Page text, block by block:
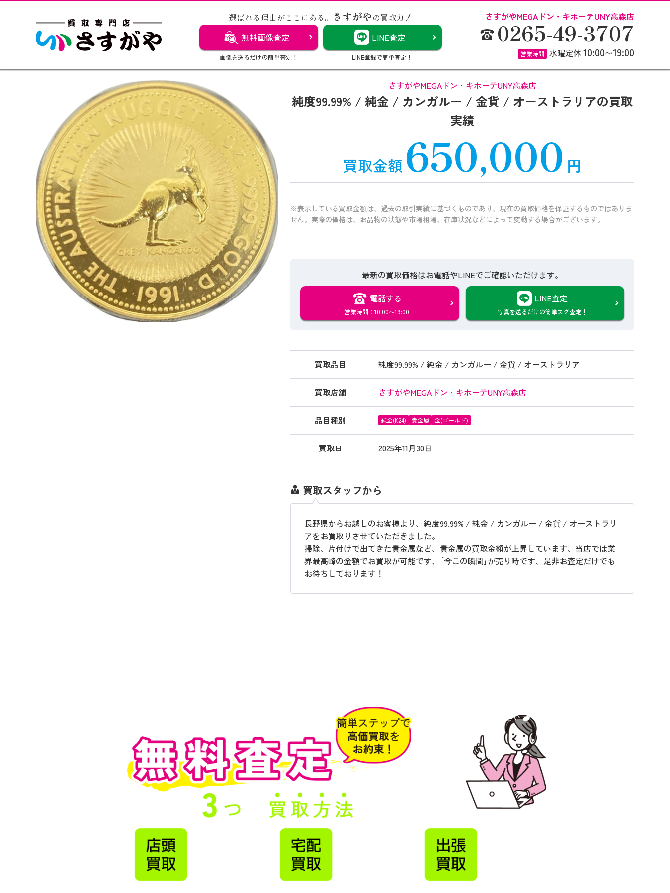
選ばれる理由がここにある。 さすがやの買取力！
無料画像査定
画像を送るだけの簡単査定！
LINE査定
LINE登録で簡単査定！
さすがやMEGAドン・キホーテUNY高森店
0265-49-3707
営業時間 水曜定休10:00〜19:00
さすがやMEGAドン・キホーテUNY高森店
純度99.99% / 純金 / カンガルー / 金貨 / オーストラリアの買取
実績
買取金額 650,000 円
※表示している買取金額は、過去の取引実績に基づくものであり、現在の買取価格を保証するものではありま
せん。実際の価格は、お品物の状態や市場相場、在庫状況などによって変動する場合がございます。
最新の買取価格はお電話やLINEでご確認いただけます。
電話する
営業時間：10:00〜19:00
LINE査定
写真を送るだけの簡単スグ査定！
買取品目 純度99.99% / 純金 / カンガルー / 金貨 / オーストラリア
買取店舗 さすがやMEGAドン・キホーテUNY高森店
品目種別 純金(K24) 貴金属 金(ゴールド)
買取日 2025年11月30日
買取スタッフから
長野県からお越しのお客様より、純度99.99% / 純金 / カンガルー / 金貨 / オーストラリ
アをお買取りさせていただきました。
掃除、片付けで出てきた貴金属など、貴金属の買取金額が上昇しています、当店では業
界最高峰の金額でお買取が可能です、｢今この瞬間｣が売り時です、是非お査定だけでも
お待ちしております！